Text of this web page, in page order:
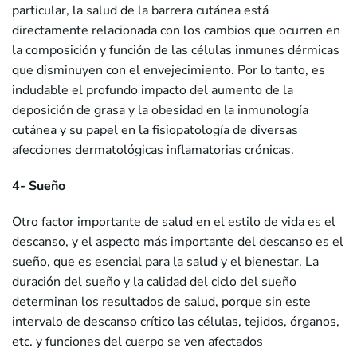
particular, la salud de la barrera cutánea está
directamente relacionada con los cambios que ocurren en
la composición y función de las células inmunes dérmicas
que disminuyen con el envejecimiento. Por lo tanto, es
indudable el profundo impacto del aumento de la
deposición de grasa y la obesidad en la inmunología
cutánea y su papel en la fisiopatología de diversas
afecciones dermatológicas inflamatorias crónicas.
4- Sueño
Otro factor importante de salud en el estilo de vida es el
descanso, y el aspecto más importante del descanso es el
sueño, que es esencial para la salud y el bienestar. La
duración del sueño y la calidad del ciclo del sueño
determinan los resultados de salud, porque sin este
intervalo de descanso crítico las células, tejidos, órganos,
etc. y funciones del cuerpo se ven afectados